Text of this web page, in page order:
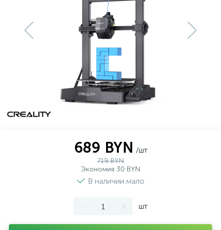
689 BYN /шт
719 BYN
Экономия 30 BYN
В наличии мало
- + шт